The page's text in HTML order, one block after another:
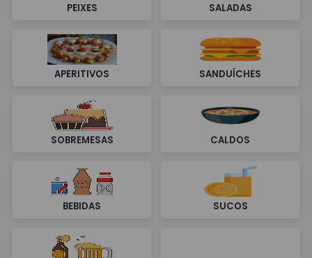
PEIXES SALADAS
APERITIVOS SANDUÍCHES
SOBREMESAS CALDOS
BEBIDAS SUCOS